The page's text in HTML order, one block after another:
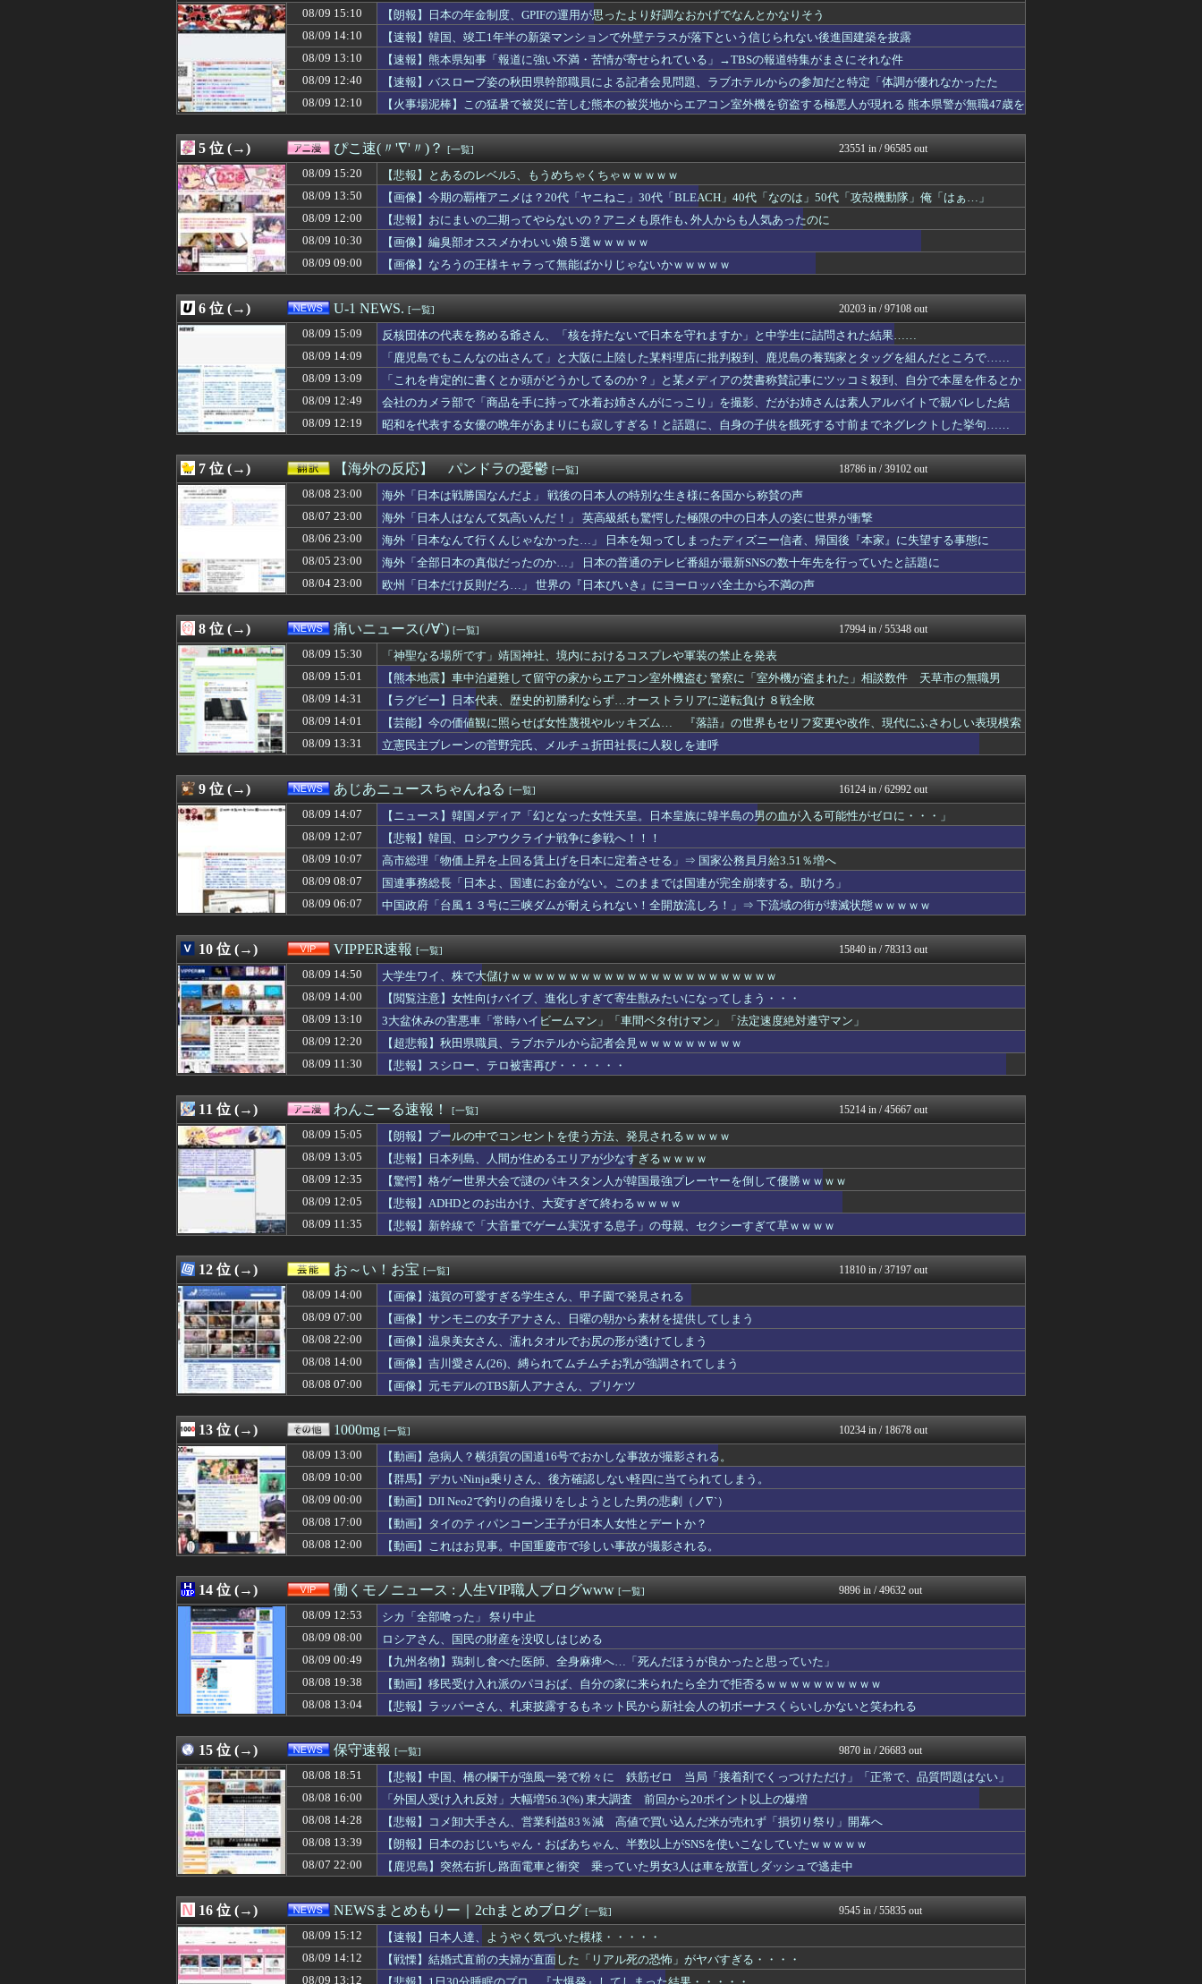
08/09 15:01
【ウマ娘】俺はこういう元気いっぱいな子が好きなだけなんだ…
08/09 15:01
【ウマ娘】なんか怖い動画が流れてきたんだが…（ﾋｴｯ
ウマ娘まとめ速報うまろぐ
小野寺「ニセコイの逆襲」
SS 森きのこ！
08/09 15:00
【画像】この金村美玖さん、大変なことになってるって...
乃木通 乃木坂46櫻坂46...
08/09 15:00
【ラブライブ！】私のことになると饒舌になっちゃう花帆先輩【蓮ノ空】
コンテンツ・声優 | ラブ...
08/09 15:00
俺の方が潔癖なのに嫁が俺に片付けさせようとしない。ストレス半端ないので決別宣言...
すまいる(^-^)ぶろぐ
08/09 15:00
Vチューバーを嫌い過ぎて毎日SNSで叩いてるけど質問ある？
ゲーム実況者速報＠YouT...
08/09 15:00
【艦これ】今回アトランタ使った？
艦これ速報 艦隊これくしょ...
08/09 15:00
モバP「がんばれ！ありすちゃん」ありす「お料理編」
えすえすログ
08/09 15:00
鈴木紗理奈（49）「ボランティアはもちろんだが、今熊本へ旅行に行くことも支援に...
08/09 15:00
夏休み出国ラッシュがピーク 羽田空港、海外旅行客で混雑
登山ちゃんねる
08/09 15:00
【特撮】イケメン発掘力が凄いプロデューサーの話は聞くけど、女性キャストの発掘力...
ヒーローNEWS
08/09 15:00
【議論】日傘男子とかいうクソキモコンテンツｗｗｗ
2chまとめ・読み物・長編...
08/09 15:00
【プリキュア】映画たんプリは泣ける！？かりん役『鬼頭明里さん』アラン役『島﨑信...
08/09 15:00
【東方】比良坂先生は履かせたいのか履かせたくないのか
2ch東方スレ観測所
08/09 15:00
度会隆輝(De).276 6本33点OPS.724 0失策←こいつが不動のレギ...
08/09 15:00
【サモーン】鮭を『普通に焼く』以外で美味しく食べる方法
08/09 15:00
【新台の噂】パチスロ業界「バジ4、モンキーRED、北斗、番長5が年末に出るぞ！...
パチンコ・パチスロ.com
08/09 15:00
家系ラーメンって何を楽しむの？
ラーメン速報｜2chまとめ...
なぜ今、熊本で「軍都」復活？ 「日本を守る前に日常生活を守って」(東京新聞
みそパンNEWS
08/09 15:00
【FGO】アズライール周年としては盛り上がらない。あとで見せ場は来るんだろうけ...
FGOまとめ速報
08/09 15:00
”サ終” 相次ぐスマホゲーム、倒産も急増 過去最多ペースで推移 「当たれば一攫...
常識的に考えた
08/09 15:00
「高齢者のテレビ離れ」 昭和の昔はさ 誰もが巨人ファンだったでしょ
ほんわかMkⅡ
08/09 15:00
海外「空になったチューブを切り開けば、あと2週間は使える」極貧で育った人が今も...
Ask Reddit まと...
08/09 15:00
【海外の反応】桜島の猛烈な爆発的噴火に世界が畏怖！鹿児島市街地を襲う降灰と日本...
感動日本
08/09 15:00
【閲覧注意】米黒人男性、街ですれ違っただけの白人女性を白目剥くまでボコボコにし...
ポッカキット
08/09 15:00
ドラクエ9リメイク←これドラクエ12発売前後に出ると思う？
08/09 14:59
ロシアが子供たちにも軍事訓練か？（海外の反応）
08/09 14:59
【悲報】タトゥー擁護してる反社、味方から背中を刺される
まとめたニュース
08/09 14:58
【悲報】6期のエース、ブログ更新するもいいねがガチで伸びない
乃木坂46まとめ 乃木りん...
【画像】tuki.、お〇ぱいの始まり解禁
ひま速(°∀°) -暇つぶ...
08/09 14:57
自動車学校で。俺「ここ一時停止ですよね？」教官「早く行け！」→指示どおり進んだ...
素敵な鬼女様
08/09 14:57
アラフォーの妹がアホ過ぎて泣ける。歩いてる時に車とぶつかりアザだらけになって血...
喪女リカ喪女ルカ┃鬼女・生...
08/09 14:57
海外の反応：村上宗隆がレフトポール直撃の2試合連続第26号ホームラン！
08/09 14:56
上原浩治、サンモニでの発言を謝罪
なんじぇいスタジアム＠なん...
08/09 14:55
産経新聞 佐渡金山、韓国は反日を持ち込むな ［8/9］
08/09 14:50
【悲報】佐藤二朗が主演予定だった『踊る大捜査線』スピンオフ、撮影中止が正式決定
08/09 14:50
大学生ワイ、株で大儲けｗｗｗｗｗｗｗｗｗｗｗｗｗｗｗｗｗｗｗｗｗｗｗ
VIPPER速報
08/09 14:50
結婚適齢期の頃、同棲失敗して婚約破棄になった。人と一緒に暮らすのが向いてないら...
かぞくちゃんねる
08/09 14:49
【NBA】ラリー・バードに弱点はあったのか？
08/09 14:47
【性悪女】就職先で壮絶なイジメにあった。お局A子にタゲられ鬱になったが退職→無...
喪女リカ喪女ルカ┃鬼女・生...
08/09 14:47
【FGO】高速周回勢には好評みたい。エイリーク強化みんなの反応まとめ
FGOまとめ速報
08/09 14:47
【悲報】長崎の語り部の爺さん、学生に「原爆を持たないと負ける」「核を持たず日本...
正義の見方
08/09 14:45
【画像】ADHDとの旅行、大変すぎておわるwwwwww
アニゲー速報
08/09 14:45
三大ガチの天才だと思う発明「蛇口」「エアコン」
なんじぇいスタジアム＠なん...
08/09 14:45
◆Ｊ補強◆C大阪、元Kリーグ得点王のシリア代表FWパブロ・サバックをリビア1部...
WorldFootball...
【悲報】なろうの王様キャラって無能ばかりじゃないか？
12球団逆転負け数ランキングｗｗｗ
まとめロッテ！
08/09 14:40
8/22開催「琵琶湖三市同時花火大会」、大規模詐欺疑惑が浮上してSNS阿鼻叫喚
キニ速
08/09 14:40
長崎に乗り込んで来たパヨク活動家「平和憲法守れ！中国と和解せよ！」
にゅーすアルー！
08/09 14:39
新郎「ご祝儀は1万5千円で統一します」私「え、それって普通なの？」→結婚式を前...
鬼女はみた -修羅場・恋愛...
08/09 14:39
【衝撃】恋人がいる率、ちょっと異常すぎるｗｗｗｗｗ(※画像あり)
NEWSぽけまとめーる
08/09 14:38
【朗報】アニメ「鉄鍋のジャン」、普通にクソ面白い
ネギ速
08/09 14:38
海外「投手大谷が恋しい！」大谷翔平のブルペン投球再開に海外大興奮！（海外の反応...
海外のお前ら 海外の反応
08/09 14:37
ガンダムの玩具は差し替え変形より完全変形する方がいいよね
08/09 14:36
【海外の反応】村上宗隆が100マイル粉砕の26号弾で逆転の口火に「三振率＆四球...
08/09 14:36
【カオスガンダム】面白い変形、面白い装備、なお活躍…
ガンダムブログ（情報戦仕様...
08/09 14:35
彼女「ねぃねぃ、結婚も視野に入ってきたわけだし給料教えてほしいナリ」ワイ「16...
不思議.net - 5ch...
08/09 14:34
色々副業に手を出したけど、結局残業するのが1番稼げるな
08/09 14:34
日本カーリング協会の新会長に元スピードスケート岡崎朋美氏が就任 他競技から異例...
筋肉速報
08/09 14:33
【鬼ｼｺ画像】エ○チ好きな巨乳女さん、休憩時間に乳丸出しでヤッている所を撮られ...
えっ!?またここのサイト?
08/09 14:33
友廣南実アナ 海に落ちてパンツが透けてしまうハプニング！！【GIF動画あり】
芸能人の気になる噂
08/09 14:33
【画像】声優の佐倉綾音(32)さん、アタシコに全力で振り切ってしまうｗ
芸能人の気になる噂
08/09 14:32
深田えいみのすっぴんを見たわい冷や汗が出る・・・
08/09 14:32
【悲報】女って容姿ゲーすぎないか？
08/09 14:31
【ラグビー】日本代表、歴史的初勝利ならず…オーストラリアに逆転負け ８戦全敗
痛いニュース(ﾉ∀`)
08/09 14:30
【悲報】シャインマスカット200房（40万円相当）を畑から盗んだ男を逮捕 ネッ...
アルファルファモザイク＠ネ...
【画像】桐谷さん「人生かけて7億円貯めたのにガンで死ぬかも。もっと素直に遊べば...
【画像】露悪アニメ化ブーム、はじまるｗｗｗｗｗｗｗ
08/09 14:30
ポケットモンスター ジ・オリジンがTVerで配信中！メガリザードンXが初登場し...
アルセウス速報＠ポケモンま...
08/09 14:30
篠崎愛ちゃん(31)の最新グラビアWIWIWIWIWIWIWIWIWI
芸能人の気になる噂
08/09 14:30
【海外の反応】大谷翔平のドジャースでの通算fWARが25に到達！ → 「3シー...
Red4 海外の反応まとめ
08/09 14:29
私「その浴衣、本当にその着付けで大丈夫…？」→街中を歩く浴衣姿を見て、違和感ば...
08/09 14:29
みい山作者「居酒屋行く奴はバカ。ホストの初回なら居酒屋より安く飲めてイケメンに...
08/09 14:29
韓国サッカー協会、外国人審判を性接待で買収していた事が判明
日本第一！ニュース録
08/09 14:28
セレッソ大阪がアル・アハリからシリア代表FWパブロ・サバックを獲得へ 2025...
ドメサカブログ
08/09 14:26
【悲報】大阪都構想って反対する奴おるん？
08/09 14:25
【驚愕】挿入した瞬間「あっ失敗したな」ってなるまんこｗｗｗｗｗｗｗｗｗｗｗｗw...
08/09 14:22
彼女に別れを切り出されたんやけど
はーとログ
08/09 14:20
韓国人「昨日Jリーグで韓国人選手絶対やってはいけないプレーで退場となる」
ハウメニージャパン！
08/09 14:20
【画像】井口裕香（37）｢メリクリーー🎄｣ 【Pickup08082954】
アルファルファモザイク＠ネ...
08/09 14:20
【動画】ゴールデンボンバーのライブに不審者が乱入
08/09 14:20
【衝撃】北朝鮮、ロシアに5万人派兵か
08/09 14:19
東パソ打ち上げタコパのシークレット食材がコチラ！！！【乃木坂46】
坂道情報通～乃木坂46まと...
08/09 14:18
【悲報】NARUTOのロックリー「才能だけじゃなく努力で逆転できる事を証明する...
アニはつ -アニメ発信場-
08/09 14:18
いつも電車で一緒になるイケメン男子高生B君が好きだった。ある時電車でギャル二人...
08/09 14:18
【衝撃】「おにぎりリヤカー」の美人が店舗をオープンした結果ｗｗｗｗｗ(※画像あ...
08/09 14:17
マジでこれだけは日本製じゃないとダメな物 、ガチで何がある？
哲学ニュースnwk
08/09 14:15
母「お姉ちゃんは偉いのに、あんたはねぇ…」私「また比べるの？」→積もり積もった...
鬼女の宅配便 - 修羅場・...
08/09 14:15
永久追放が見えてきた 〜 【唯一の五輪メダルを日本に奪われるのか】外国人審判へ...
反日愚国 恨寓瘻
08/09 14:15
メンヘラと仲良くなった結果wwww
まとめCUP
08/09 14:14
【悲報】居酒屋「酒を飲まない客は来なくていい」
08/09 14:12
嫁が同窓会に出席して元カレと再会して失踪。1年後に俺の家に投函されたものがこれ...
08/09 14:12
【戦慄】結婚式直前の夫婦が直面した「リアル死の恐怖」がヤバすぎる・・・・
NEWSまとめもりー｜2c...
08/09 14:10
【画像】女子高生「脚だけ痩せなくて困ってます···」ﾊﾟｼｬ
なんJミュージアム
08/09 14:10
【画像】テニス園田彩乃、筋肉質な太ももがたまらない
まとめ芸能＠美女画像まとめ...
08/09 14:10
【速報】韓国、竣工1年半の新築マンションで外壁テラスが落下という信じられない後...
おーるじゃんる
08/09 14:09
【悲報】おじさんたち、片足立ちのまま靴下を履けなくなる・・・
トレンドの通り道
08/09 14:09
昨日のT-ガルシアの守備wwwwwwwwwwwwwwwwwwwwwwwww なんじぇいスタジアム＠なん...
08/09 15:10
【朗報】日本の年金制度、GPIFの運用が思ったより好調なおかげでなんとかなりそう
08/09 14:10
【速報】韓国、竣工1年半の新築マンションで外壁テラスが落下という信じられない後進国建築を披露
08/09 13:10
【速報】熊本県知事「報道に強い不満・苦情が寄せられている」→TBSの報道特集がまさにそれな件
08/09 12:40
【速報】バスローブ姿の秋田県幹部職員による記者会見問題、ラブホテルからの参加だと特定「体調が優れなかったた
め...」とは何だったのか
08/09 12:10
【火事場泥棒】この猛暑で被災に苦しむ熊本の被災地からエアコン室外機を窃盗する極悪人が現れる 熊本県警が無職47歳を
5 位 (→) ぴこ速(〃'∇'〃)？ [一覧] 23551 in / 96585 out
08/09 15:20
【悲報】とあるのレベル5、もうめちゃくちゃｗｗｗｗｗ
08/09 13:50
【画像】今期の覇権アニメは？20代「ヤニねこ」30代「BLEACH」40代「なのは」50代「攻殻機動隊」俺「はぁ…」
08/09 12:00
【悲報】おにまいの二期ってやらないの？アニメも原作も､外人からも人気あったのに
08/09 10:30
【画像】編臭部オススメかわいい娘５選ｗｗｗｗｗ
08/09 09:00
【画像】なろうの王様キャラって無能ばかりじゃないかｗｗｗｗｗ
6 位 (→) U-1 NEWS. [一覧] 20203 in / 97108 out
08/09 15:09
反核団体の代表を務める爺さん、「核を持たないで日本を守れますか」と中学生に詰問された結果……
08/09 14:09
「鹿児島でもこんなの出さんて」と大阪に上陸した某料理店に批判殺到、鹿児島の養鶏家とタッグを組んだところで……
08/09 13:09
「これを肯定的に書くとか頭がどうかしてるのか？」と某メディアの焚書称賛記事にツッコミ殺到、自分で本屋を作るとか
そういう話かと思ったら……
08/09 12:49
会社のカメラ部で「商品を手に持って水着お姉さんがにっこり」を撮影、だがお姉さんは素人アルバイトで親バレした結
果……
08/09 12:19 昭和を代表する女優の晩年があまりにも寂しすぎる！と話題に、自身の子供を餓死する寸前までネグレクトした挙句……
7 位 (→) 【海外の反応】 パンドラの憂鬱 [一覧] 18786 in / 39102 out
08/08 23:00
海外「日本は戦勝国なんだよ」 戦後の日本人の特別な生き様に各国から称賛の声
08/07 23:00
海外「日本人はなんて気高いんだ！」 英高級紙も驚愕した極限の中の日本人の姿に世界が衝撃
08/06 23:00
海外「日本なんて行くんじゃなかった…」 日本を知ってしまったディズニー信者、帰国後『本家』に失望する事態に
08/05 23:00
海外「全部日本の真似だったのか…」 日本の普通のテレビ番組が最新SNSの数十年先を行っていたと話題に
08/04 23:00
欧州「日本だけ反則だろ…」 世界の『日本びいき』にヨーロッパ全土から不満の声
8 位 (→) 痛いニュース(ﾉ∀`) [一覧] 17994 in / 55348 out
08/09 15:30
「神聖なる場所です」靖国神社、境内におけるコスプレや軍装の禁止を発表
08/09 15:01
【熊本地震】車中泊避難して留守の家からエアコン室外機盗む 警察に「室外機が盗まれた」相談数件 天草市の無職男
（47）逮捕
08/09 14:31
【ラグビー】日本代表、歴史的初勝利ならず…オーストラリアに逆転負け ８戦全敗
08/09 14:01
【芸能】今の価値観に照らせば女性蔑視やルッキズム… 『落語』の世界もセリフ変更や改作、現代にふさわしい表現模索
の動き
08/09 13:31 立憲民主ブレーンの菅野完氏、メルチュ折田社長に人殺しを連呼
9 位 (→) あじあニュースちゃんねる [一覧] 16124 in / 62992 out
08/09 14:07
【ニュース】韓国メディア「幻となった女性天皇。日本皇族に韓半島の男の血が入る可能性がゼロに・・・」
08/09 12:07
【悲報】韓国、ロシアウクライナ戦争に参戦へ！！！
08/09 10:07
高市総理「物価上昇を上回る賃上げを日本に定着させる」⇒ 国家公務員月給3.51％増へ
08/09 08:07
国連事務総長「日本よ、国連にお金がない。このままでは国連が完全崩壊する。助けろ」
08/09 06:07
中国政府「台風１３号に三峡ダムが耐えられない！全開放流しろ！」⇒ 下流域の街が壊滅状態ｗｗｗｗｗ
10 位 (→) VIPPER速報 [一覧] 15840 in / 78313 out
08/09 14:50
大学生ワイ、株で大儲けｗｗｗｗｗｗｗｗｗｗｗｗｗｗｗｗｗｗｗｗｗｗｗ
08/09 14:00
【閲覧注意】女性向けバイブ、進化しすぎて寄生獣みたいになってしまう・・・
08/09 13:10
3大盆休みの害悪車「常時ハイビームマン」「車間ベタ付けマン」「法定速度絶対遵守マン」
08/09 12:20
【超悲報】秋田県職員、ラブホテルから記者会見ｗｗｗｗｗｗｗｗｗ
08/09 11:30
【悲報】スシロー、テロ被害再び・・・・・・
11 位 (→) わんこーる速報！ [一覧] 15214 in / 45667 out
08/09 15:05
【朗報】プールの中でコンセントを使う方法、発見されるｗｗｗｗ
08/09 13:05
【悲報】日本列島、人間が住めるエリアが少なすぎるｗｗｗｗ
08/09 12:35
【驚愕】格ゲー世界大会で謎のパキスタン人が韓国最強プレーヤーを倒して優勝ｗｗｗｗ
08/09 12:05
【悲報】ADHDとのお出かけ、大変すぎて終わるｗｗｗｗ
08/09 11:35
【悲報】新幹線で「大音量でゲーム実況する息子」の母親、セクシーすぎて草ｗｗｗｗ
12 位 (→) お～い！お宝 [一覧] 11810 in / 37197 out
08/09 14:00
【画像】滋賀の可愛すぎる学生さん、甲子園で発見される
08/09 07:00
【画像】サンモニの女子アナさん、日曜の朝から素材を提供してしまう
08/08 22:00
【画像】温泉美女さん、濡れタオルでお尻の形が透けてしまう
08/08 14:00
【画像】吉川愛さん(26)、縛られてムチムチお乳が強調されてしまう
08/08 07:00
【画像】元モデルのTBS新人アナさん、プリケツ
13 位 (→) 1000mg [一覧] 10234 in / 18678 out
08/09 13:00
【動画】急病人？横須賀の国道16号でおかしな事故が撮影される。
08/09 10:00
【群馬】デカいNinja乗りさん、後方確認しない軽四に当てられてしまう。
08/09 00:00
【動画】DJI Neo2で釣りの自撮りをしようとした男の悲劇（ノ∇`）
08/08 17:00
【動画】タイのティパンコーン王子が日本人女性とデートか？
08/08 12:00
【動画】これはお見事。中国重慶市で珍しい事故が撮影される。
14 位 (→) 働くモノニュース : 人生VIP職人ブログwww [一覧] 9896 in / 49632 out
08/09 12:53
シカ「全部喰った」 祭り中止
08/09 08:00
ロシアさん、国民の財産を没収しはじめる
08/09 00:49
【九州名物】鶏刺し食べた医師、全身麻痺へ…「死んだほうが良かったと思っていた」
08/08 19:38
【動画】移民受け入れ派のパヨおば、自分の家に来られたら全力で拒否るｗｗｗｗｗｗｗｗｗｗ
08/08 13:04
【悲報】ラッパーさん、札束披露するもネット民から新社会人の初ボーナスくらいしかないと笑われる
15 位 (→) 保守速報 [一覧] 9870 in / 26683 out
08/08 18:51
【悲報】中国、橋の欄干が強風一発で粉々に 鉄筋ゼロ 当局「接着剤でくっつけただけ」「正常で、品質問題はない」
08/08 16:00
「外国人受け入れ反対」大幅増56.3(%) 東大調査 前回から20ポイント以上の爆増
08/08 14:28
【悲報】コメ卸大手さん、営業利益83％減 高値で買い込んだ米が売れず「損切り祭り」開幕へ
08/08 13:39
【朗報】日本のおじいちゃん・おばあちゃん、半数以上がSNSを使いこなしていたｗｗｗｗｗ
08/07 22:00
【鹿児島】突然右折し路面電車と衝突 乗っていた男女3人は車を放置しダッシュで逃走中
16 位 (→) NEWSまとめもりー｜2chまとめブログ [一覧] 9545 in / 55835 out
08/09 15:12
【速報】日本人達、ようやく気づいた模様・・・・・
08/09 14:12
【戦慄】結婚式直前の夫婦が直面した「リアル死の恐怖」がヤバすぎる・・・・
08/09 13:12